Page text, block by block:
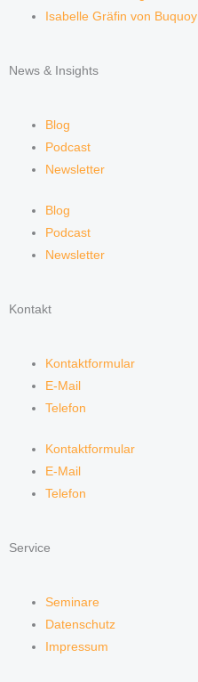
Isabelle Gräfin von Buquoy
News & Insights
Blog
Podcast
Newsletter
Blog
Podcast
Newsletter
Kontakt
Kontaktformular
E-Mail
Telefon
Kontaktformular
E-Mail
Telefon
Service
Seminare
Datenschutz
Impressum